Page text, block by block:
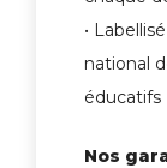
•
national
éducatifs
Nos